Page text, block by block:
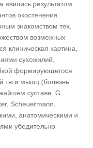
явились результатом
окостенения.
знакомством тех,
возможных
клиническая картина,
сухожилий,
формирующегося
тяги мышц (болезнь
суставе. G.
Scheuermann,
анатомическими и
убедительно